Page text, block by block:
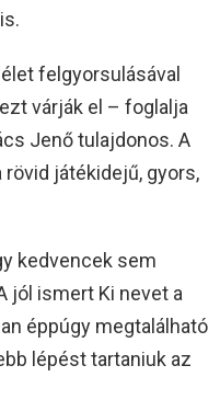
felgyorsulásával
várják el – foglalja
Jenő tulajdonos. A
játékidejű, gyors,
kedvencek sem
jól ismert Ki nevet a
éppúgy megtalálható
lépést tartaniuk az